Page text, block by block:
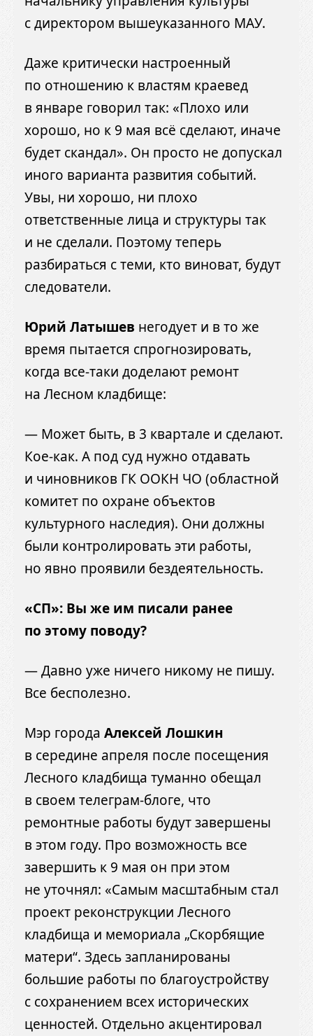
с директором вышеуказанного МАУ.
Даже критически настроенный
по отношению к властям краевед
в январе говорил так: «Плохо или
хорошо, но к 9 мая всё сделают, иначе
будет скандал». Он просто не допускал
иного варианта развития событий.
Увы, ни хорошо, ни плохо
ответственные лица и структуры так
и не сделали. Поэтому теперь
разбираться с теми, кто виноват, будут
следователи.
Юрий Латышев негодует и в то же
время пытается спрогнозировать,
когда все-таки доделают ремонт
на Лесном кладбище:
— Может быть, в 3 квартале и сделают.
Кое-как. А под суд нужно отдавать
и чиновников ГК ООКН ЧО (областной
комитет по охране объектов
культурного наследия). Они должны
были контролировать эти работы,
но явно проявили бездеятельность.
«СП»: Вы же им писали ранее
по этому поводу?
— Давно уже ничего никому не пишу.
Все бесполезно.
Мэр города Алексей Лошкин
в середине апреля после посещения
Лесного кладбища туманно обещал
в своем телеграм-блоге, что
ремонтные работы будут завершены
в этом году. Про возможность все
завершить к 9 мая он при этом
не уточнял: «Самым масштабным стал
проект реконструкции Лесного
кладбища и мемориала „Скорбящие
матери“. Здесь запланированы
большие работы по благоустройству
с сохранением всех исторических
ценностей. Отдельно акцентировал